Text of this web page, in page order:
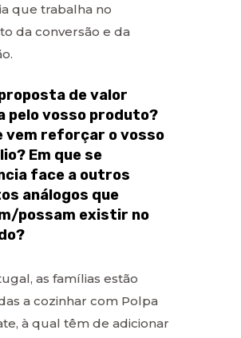
que trabalha no
da conversão e da
de valor
pelo vosso produto?
vem reforçar o vosso
Em que se
face a outros
análogos que
possam existir no
as famílias estão
a cozinhar com Polpa
à qual têm de adicionar